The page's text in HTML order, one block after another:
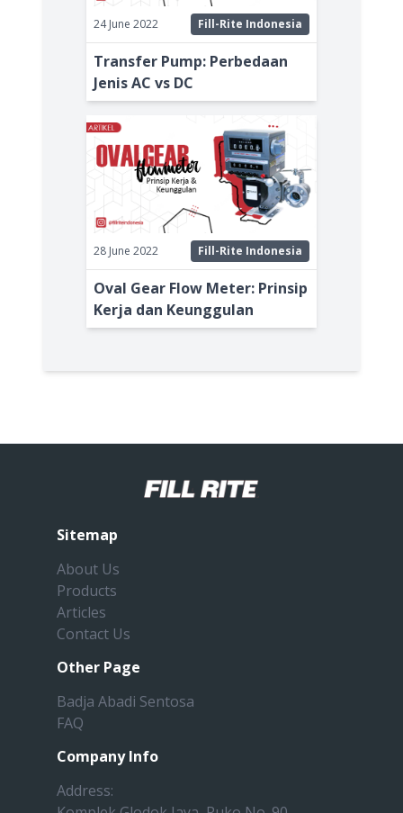
24 June 2022 Fill-Rite Indonesia
Transfer Pump: Perbedaan
Jenis AC vs DC
28 June 2022 Fill-Rite Indonesia
Oval Gear Flow Meter: Prinsip
Kerja dan Keunggulan
Sitemap
About Us
Products
Articles
Contact Us
Other Page
Badja Abadi Sentosa
FAQ
Company Info
Address: